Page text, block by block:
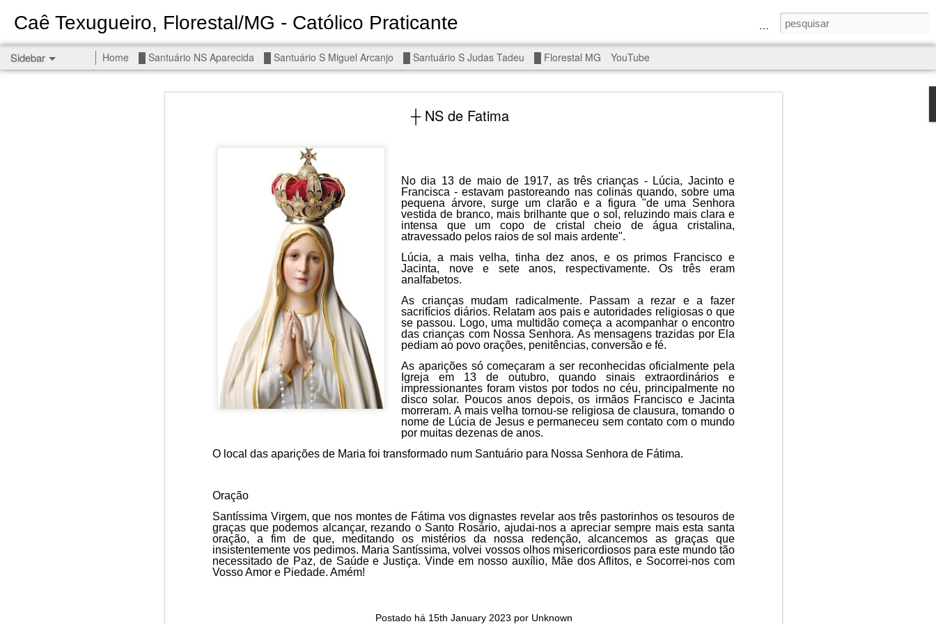
┼ NS de Fatima
No dia 13 de maio de 1917, as três crianças - Lúcia, Jacinto e
Francisca - estavam pastoreando nas colinas quando, sobre uma
pequena árvore, surge um clarão e a figura "de uma Senhora
vestida de branco, mais brilhante que o sol, reluzindo mais clara e
intensa que um copo de cristal cheio de água cristalina,
atravessado pelos raios de sol mais ardente".
Lúcia, a mais velha, tinha dez anos, e os primos Francisco e
Jacinta, nove e sete anos, respectivamente. Os três eram
analfabetos.
As crianças mudam radicalmente. Passam a rezar e a fazer
sacrifícios diários. Relatam aos pais e autoridades religiosas o que
se passou. Logo, uma multidão começa a acompanhar o encontro
das crianças com Nossa Senhora. As mensagens trazidas por Ela
pediam ao povo orações, penitências, conversão e fé.
As aparições só começaram a ser reconhecidas oficialmente pela
Igreja em 13 de outubro, quando sinais extraordinários e
impressionantes foram vistos por todos no céu, principalmente no
disco solar. Poucos anos depois, os irmãos Francisco e Jacinta
morreram. A mais velha tornou-se religiosa de clausura, tomando o
nome de Lúcia de Jesus e permaneceu sem contato com o mundo
por muitas dezenas de anos.
O local das aparições de Maria foi transformado num Santuário para Nossa Senhora de Fátima.
Oração
Santíssima Virgem, que nos montes de Fátima vos dignastes revelar aos três pastorinhos os tesouros de
graças que podemos alcançar, rezando o Santo Rosário, ajudai-nos a apreciar sempre mais esta santa
oração, a fim de que, meditando os mistérios da nossa redenção, alcancemos as graças que
insistentemente vos pedimos. Maria Santíssima, volvei vossos olhos misericordiosos para este mundo tão
necessitado de Paz, de Saúde e Justiça. Vinde em nosso auxílio, Mãe dos Aflitos, e Socorrei-nos com
Vosso Amor e Piedade. Amém!
Postado há 15th January 2023 por Unknown
Caê Texugueiro, Florestal/MG - Católico Praticante
Sidebar Home █ Santuário NS Aparecida █ Santuário S Miguel Arcanjo █ Santuário S Judas Tadeu █ Florestal MG YouTube
Permanent End To The Wars - Gaza, Iran and Lebanon.
Get real!The butcher has been fooling you. He is ghosted by the world, and it
seems you are in the same boat. A new guy is coming.
You started it, you end it.
There is a line you cannot cross — negotiation is the best option.
Semper Fi. Fair winds and following seas.
Liberté, égalité, fraternité.
Win-win solutions to Gaza, Iran and Lebanon.
Neither Iran nor Lebanon will be the next Gaza.
Gaza belongs to Palestine, and it will not be a Vegas-ification.
Palestine belongs to Palestinians.
Peace and stability in the region.
— Washington. Gush Dan.